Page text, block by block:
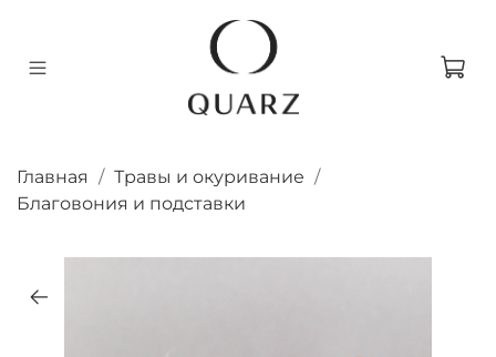
Главная
Травы и окуривание
Благовония и подставки